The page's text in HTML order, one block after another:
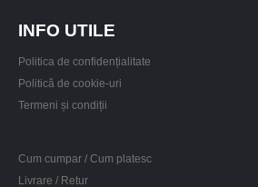
INFO UTILE
Politica de confidențialitate
Politică de cookie-uri
Termeni și condiții
Cum cumpar / Cum platesc
Livrare / Retur